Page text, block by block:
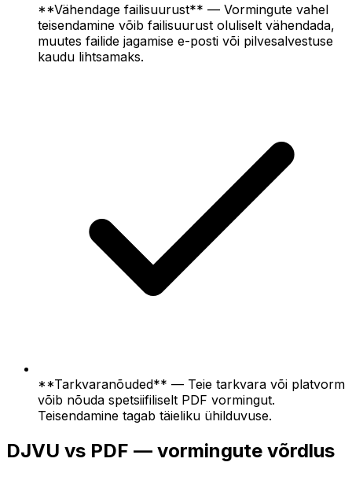
**Vähendage failisuurust** — Vormingute vahel
teisendamine võib failisuurust oluliselt vähendada,
muutes failide jagamise e-posti või pilvesalvestuse
kaudu lihtsamaks.
**Tarkvaranõuded** — Teie tarkvara või platvorm
võib nõuda spetsiifiliselt PDF vormingut.
Teisendamine tagab täieliku ühilduvuse.
DJVU vs PDF — vormingute võrdlus